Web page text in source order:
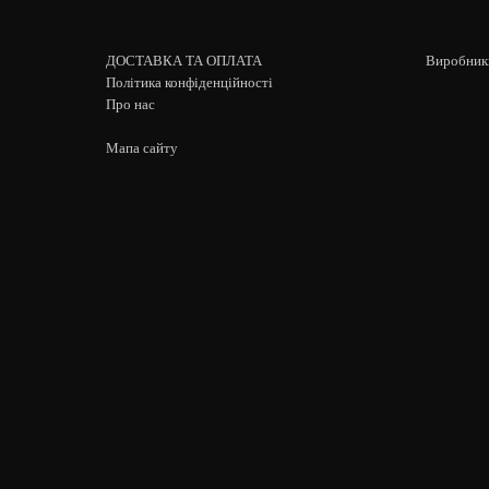
ДОСТАВКА ТА ОПЛАТА
Політика конфіденційності
Про нас
Мапа сайту